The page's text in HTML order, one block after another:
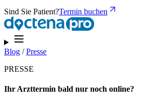
Sind Sie Patient?Termin buchen
Blog /Presse
PRESSE
Ihr Arzttermin bald nur noch online?